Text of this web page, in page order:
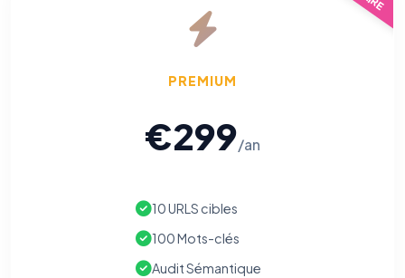
PREMIUM
€299/an
10 URLS cibles
100 Mots-clés
Audit Sémantique